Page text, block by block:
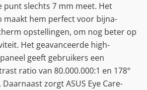
punt slechts 7 mm meet. Het
maakt hem perfect voor bijna-
opstellingen, om nog beter op
Het geavanceerde high-
geeft gebruikers een
ratio van 80.000.000:1 en 178°
zorgt ASUS Eye Care-